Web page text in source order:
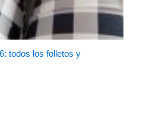
todos los folletos y